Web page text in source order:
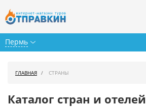
Пермь
ГЛАВНАЯ СТРАНЫ
Каталог стран и отелей